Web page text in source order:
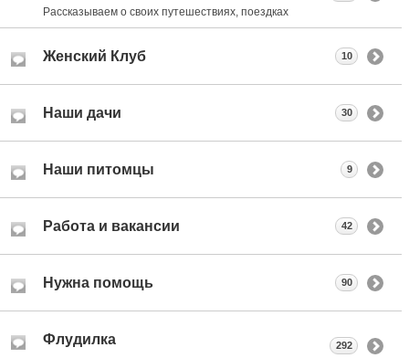
Рассказываем о своих путешествиях, поездках
Женский Клуб 10
Наши дачи 30
Наши питомцы 9
Работа и вакансии 42
Нужна помощь 90
Флудилка 292